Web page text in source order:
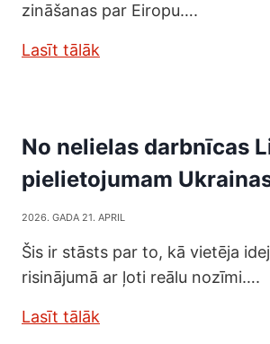
zināšanas par Eiropu….
Lasīt tālāk
No nelielas darbnīcas
pielietojumam
2026. GADA 21. APRIL
Šis ir stāsts par to, kā vietēja
risinājumā ar ļoti reālu nozīmi….
Lasīt tālāk